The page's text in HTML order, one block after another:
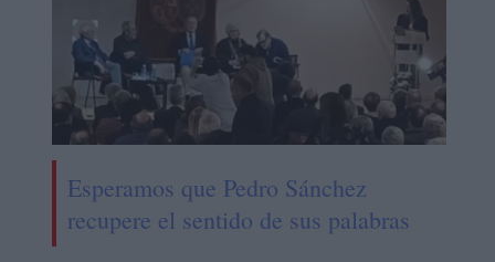
Esperamos que Pedro Sánchez
recupere el sentido de sus palabras